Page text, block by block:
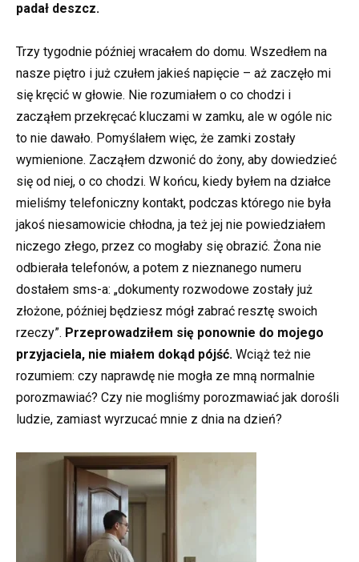
padał deszcz.
Trzy tygodnie później wracałem do domu. Wszedłem na
nasze piętro i już czułem jakieś napięcie – aż zaczęło mi
się kręcić w głowie. Nie rozumiałem o co chodzi i
zacząłem przekręcać kluczami w zamku, ale w ogóle nic
to nie dawało. Pomyślałem więc, że zamki zostały
wymienione. Zacząłem dzwonić do żony, aby dowiedzieć
się od niej, o co chodzi. W końcu, kiedy byłem na działce
mieliśmy telefoniczny kontakt, podczas którego nie była
jakoś niesamowicie chłodna, ja też jej nie powiedziałem
niczego złego, przez co mogłaby się obrazić. Żona nie
odbierała telefonów, a potem z nieznanego numeru
dostałem sms-a: „dokumenty rozwodowe zostały już
złożone, później będziesz mógł zabrać resztę swoich
rzeczy”. Przeprowadziłem się ponownie do mojego
przyjaciela, nie miałem dokąd pójść. Wciąż też nie
rozumiem: czy naprawdę nie mogła ze mną normalnie
porozmawiać? Czy nie mogliśmy porozmawiać jak dorośli
ludzie, zamiast wyrzucać mnie z dnia na dzień?